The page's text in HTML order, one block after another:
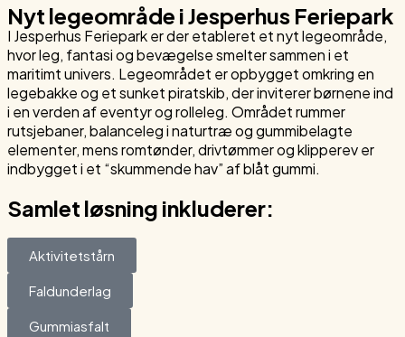
Nyt legeområde i Jesperhus Feriepark
I Jesperhus Feriepark er der etableret et nyt legeområde,
hvor leg, fantasi og bevægelse smelter sammen i et
maritimt univers. Legeområdet er opbygget omkring en
legebakke og et sunket piratskib, der inviterer børnene ind
i en verden af eventyr og rolleleg. Området rummer
rutsjebaner, balanceleg i naturtræ og gummibelagte
elementer, mens romtønder, drivtømmer og klipperev er
indbygget i et “skummende hav” af blåt gummi.
Samlet løsning inkluderer:
Aktivitetstårn
Faldunderlag
Gummiasfalt